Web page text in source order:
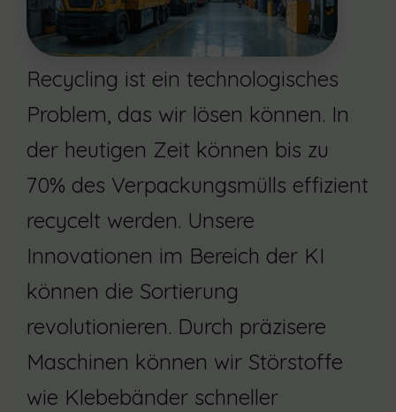
Recycling ist ein technologisches
Problem, das wir lösen können. In
der heutigen Zeit können bis zu
70% des Verpackungsmülls effizient
recycelt werden. Unsere
Innovationen im Bereich der KI
können die Sortierung
revolutionieren. Durch präzisere
Maschinen können wir Störstoffe
wie Klebebänder schneller